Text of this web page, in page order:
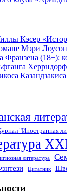
Кэсер
Мэри
(18+):
"Иностранная
литература
Цитатник